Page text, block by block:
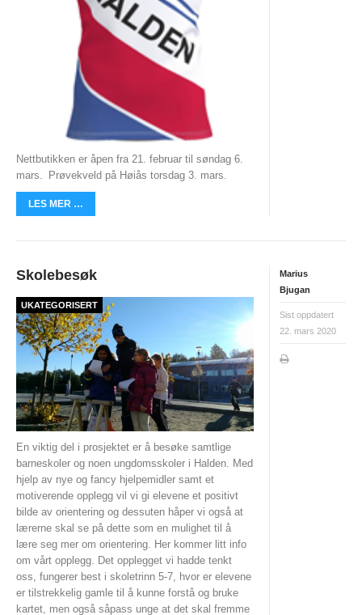
Nyheter
Informasjon
KLATRING
Nyheter
Informasjon
KLUBB
BLI MEDLEM!
MEDLEMSFORDELER
FORSIKRINGER
SAMARBEIDSPARTNER?
RENT IDRETTSLAG
POLITIATTEST
GRASROTANDELEN
KONTAKTADRESSER
HANDLINGSDOKUMENT
HISTORISK
Årsberetninger
Nettbutikken er åpen fra 21. februar til søndag 6.
mars.
Prøvekveld på Høiås torsdag 3. mars.
LES MER …
Skolebesøk
UKATEGORISERT
En viktig del i prosjektet er å besøke samtlige
barneskoler og noen ungdomsskoler i Halden. Med
hjelp av nye og fancy hjelpemidler samt et
motiverende opplegg vil vi gi elevene et positivt
bilde av orientering og dessuten håper vi også at
lærerne skal se på dette som en mulighet til å
lære seg mer om orientering. Her kommer litt info
om vårt opplegg. Det opplegget vi hadde tenkt
oss, fungerer best i skoletrinn 5-7, hvor er elevene
er tilstrekkelig gamle til å kunne forstå og bruke
kartet, men også såpass unge at det skal fremme
Marius
Bjugan
Sist oppdatert
22. mars 2020